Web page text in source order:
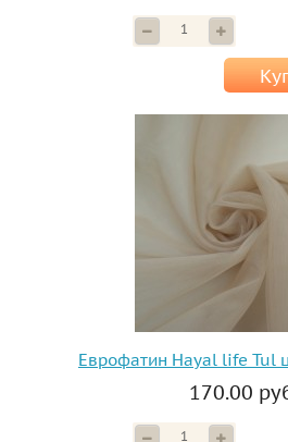
Еврофатин Hayal life Tul
170.00